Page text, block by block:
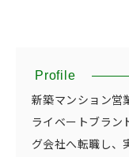
Profile
新築マンション営
ライベートブラン
グ会社へ転職し、